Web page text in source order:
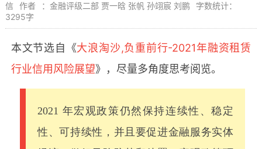
信 作者 ：金融评级二部 贾一晗 张帆 孙翊宸 刘鹏
字数统计：
3295字
本文节选自《大浪淘沙,负重前行-2021年融资租赁
行业信用风险展望》，尽量多角度思考阅览。
2021 年宏观政策仍然保持连续性、稳定
性、可持续性，并且要促进金融服务实体